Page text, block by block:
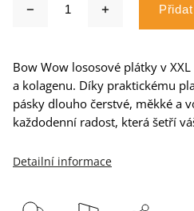
Bow Wow lososové plátky v
a kolagenu. Díky praktickému
pásky dlouho čerstvé, měkké a
každodenní radost, která šetří
Detailní informace